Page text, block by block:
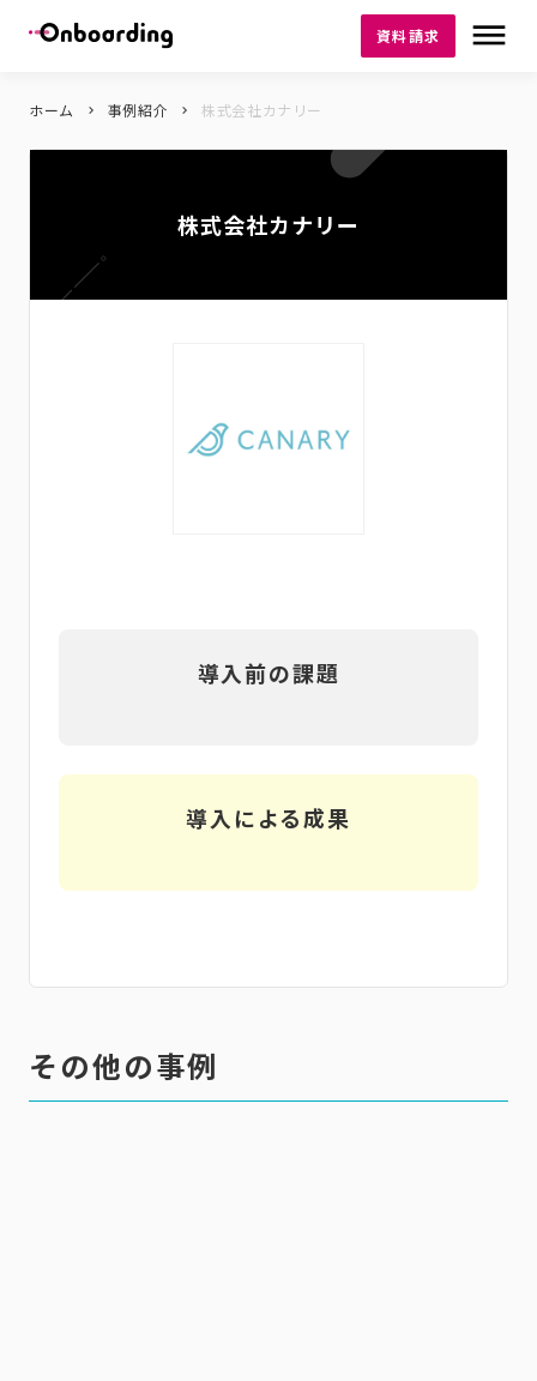
資料請求 dehaze
ホーム keyboard_arrow_right 事例紹介 keyboard_arrow_right 株式会社カナリー
株式会社カナリー
導入前の課題
導入による成果
その他の事例